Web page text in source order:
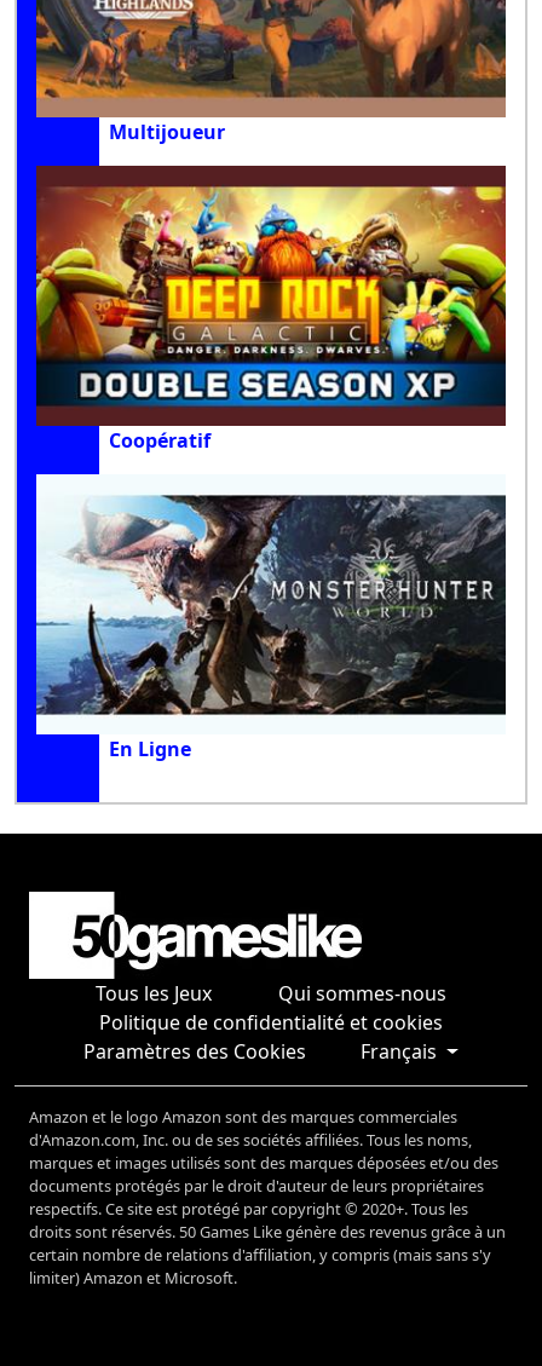
Multijoueur
Coopératif
En Ligne
Tous les Jeux
Qui sommes-nous
Politique de confidentialité et cookies
Paramètres des Cookies
Français
Amazon et le logo Amazon sont des marques commerciales
d'Amazon.com, Inc. ou de ses sociétés affiliées. Tous les noms,
marques et images utilisés sont des marques déposées et/ou des
documents protégés par le droit d'auteur de leurs propriétaires
respectifs. Ce site est protégé par copyright © 2020+. Tous les
droits sont réservés. 50 Games Like génère des revenus grâce à un
certain nombre de relations d'affiliation, y compris (mais sans s'y
limiter) Amazon et Microsoft.